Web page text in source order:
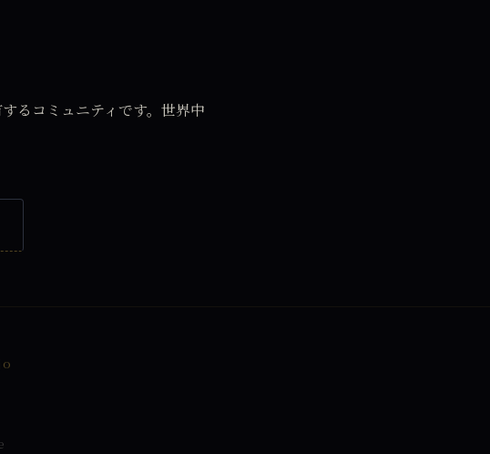
るコミュニティです。世界中